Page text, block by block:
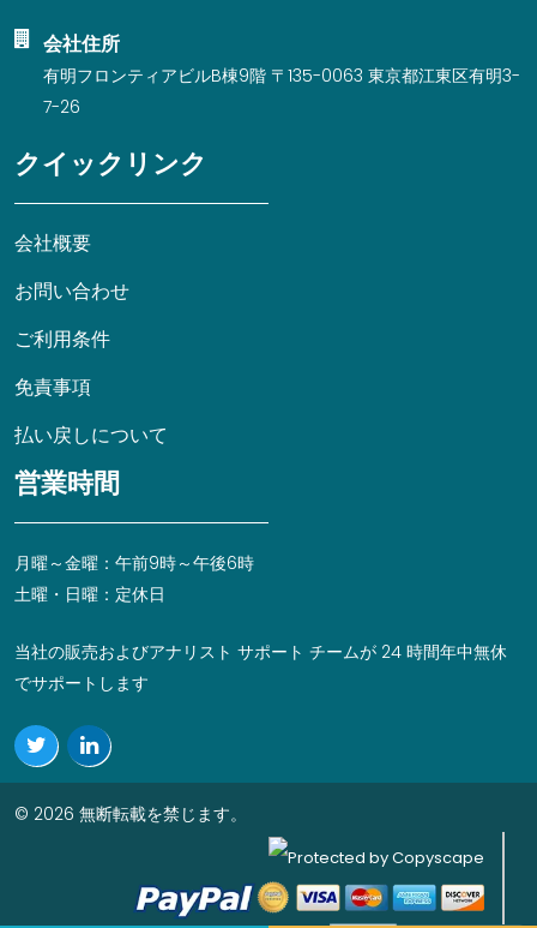
会社住所
有明フロンティアビルB棟9階 〒135-0063 東京都江東区有明3-
7-26
クイックリンク
会社概要
お問い合わせ
ご利用条件
免責事項
払い戻しについて
営業時間
月曜～金曜：午前9時～午後6時
土曜・日曜：定休日
当社の販売およびアナリスト サポート チームが 24 時間年中無休
でサポートします
© 2026 無断転載を禁じます。